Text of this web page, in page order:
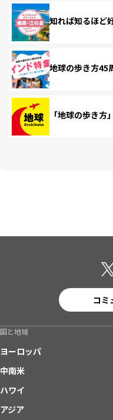
知れば知るほど
地球の歩き方45
「地球の歩き
コミ
国と地域
ヨーロッパ
中南米
ハワイ
アジア